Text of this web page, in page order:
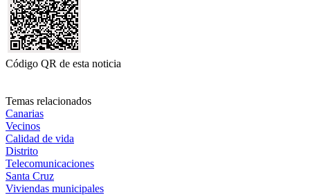
Código QR de esta noticia
Temas relacionados
Canarias
Vecinos
Calidad de vida
Distrito
Telecomunicaciones
Santa Cruz
Viviendas municipales